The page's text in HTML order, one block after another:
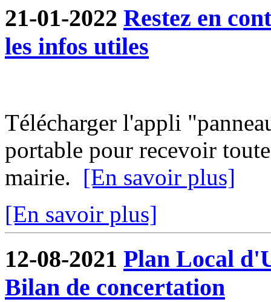
21-01-2022 Restez en
les infos utiles
Télécharger l'appli
portable pour recevoir
mairie. [En savoir plus]
[En savoir plus]
12-08-2021 Plan Local
Bilan de concertation